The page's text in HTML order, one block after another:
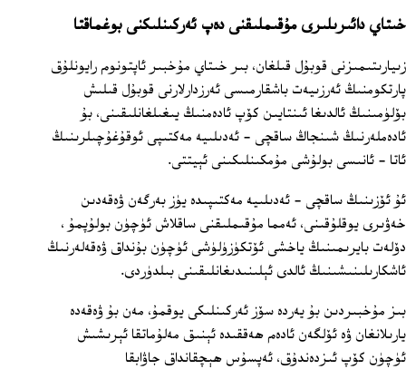
خىتاي دائىرىلىرى مۇقىملىقنى دەپ ئەركىنلىكنى بوغماقتا
زىيارىتىمىزنى قوبۇل قىلغان، بىر خىتاي مۇخبىر ئاپتونوم رايونلۇق
پارتكومنىڭ ئەرزىيەت باشقارمىسى ئەرزدارلارنى قوبۇل قىلىش
بۆلۈمىنىڭ ئالدىغا ئىنتايىن كۆپ ئادەمنىڭ يىغىلغانلىقىنى، بۇ
ئادەملەرنىڭ شىنجاڭ ساقچى - ئەدىلىيە مەكتىپى ئوقۇغۇچىلرىنىڭ
ئاتا ‏- ئانىسى بولۇشى مۇمكىنلىكىنى ئېيتتى.
ئۇ ئۆزىنىڭ ساقچى - ئەدىلىيە مەكتىپىدە يۈز بەرگەن ۋەقەدىن
خەۋىرى يوقلۇقىنى، ئەمما مۇقىملىقنى ساقلاش ئۈچۈن بولۇپمۇ ،
دۆلەت بايرىمىنىڭ ياخشى ئۆتكۈزۈلۈشى ئۈچۈن بۇنداق ۋەقەلەرنىڭ
ئاشكارىلىنىشىنىڭ ئالدى ئېلىنىدىغانلىقىنى بىلدۈردى.
بىز مۇخبىردىن بۇ يەردە سۆز ئەركىنلىكى يوقمۇ، مەن بۇ ۋەقەدە
يارىلانغان ۋە ئۆلگەن ئادەم ھەققىدە ئېنىق مەلۇماتقا ئېرىشىش
ئۈچۈن كۆپ ئىزدەندۇق، ئەپسۇس ھېچقانداق جاۋابقا